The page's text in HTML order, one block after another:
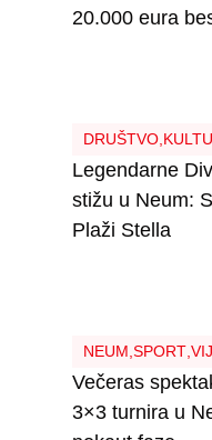
20.000 eura
DRUŠTVO,
Legendarne
stižu u Neum:
Plaži Stella
NEUM SPORT,
Večeras
3×3 turnira u